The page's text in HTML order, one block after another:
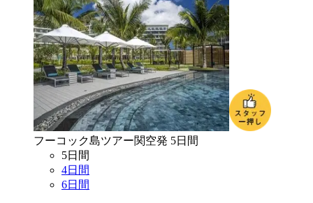
フーコック島ツアー関空発 5日間
5日間
4日間
6日間